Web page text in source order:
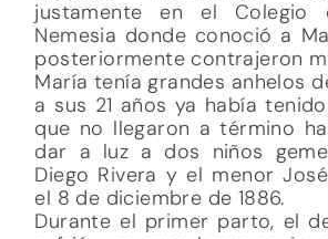
justamente en el Colegio
Nemesia donde conoció a
posteriormente contrajeron
María tenía grandes anhelos
a sus 21 años ya había
que no llegaron a término
dar a luz a dos niños
Diego Rivera y el menor
el 8 de diciembre de 1886.
Durante el primer parto, el